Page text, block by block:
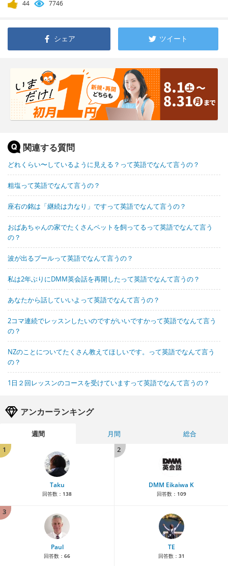
44 7746
シェア ツイート
関連する質問
どれくらい〜しているように見える？って英語でなんて言うの？
粗塩って英語でなんて言うの？
座右の銘は「継続は力なり」ですって英語でなんて言うの？
おばあちゃんの家でたくさんペットを飼ってるって英語でなんて言う
の？
波が出るプールって英語でなんて言うの？
私は2年ぶりにDMM英会話を再開したって英語でなんて言うの？
あなたから話していいよって英語でなんて言うの？
2コマ連続でレッスンしたいのですがいいですかって英語でなんて言う
の？
NZのことについてたくさん教えてほしいです。って英語でなんて言う
の？
1日２回レッスンのコースを受けていますって英語でなんて言うの？
アンカーランキング
週間 月間
総合
1
Taku
回答数： 138
2
DMM Eikaiwa K
回答数： 109
3
Paul
回答数： 66
TE
回答数： 31